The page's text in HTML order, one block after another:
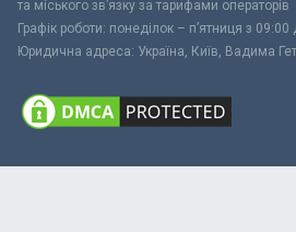
та міського зв’язку за тарифами операторів
Графік роботи: понеділок – п’ятниця з 09:00
Юридична адреса: Україна, Київ, Вадима